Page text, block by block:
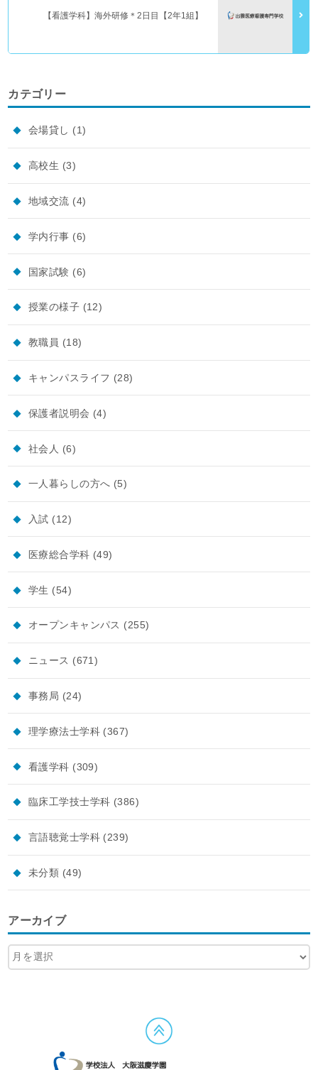
【看護学科】海外研修＊2日目【2年1組】
カテゴリー
会場貸し (1)
高校生 (3)
地域交流 (4)
学内行事 (6)
国家試験 (6)
授業の様子 (12)
教職員 (18)
キャンパスライフ (28)
保護者説明会 (4)
社会人 (6)
一人暮らしの方へ (5)
入試 (12)
医療総合学科 (49)
学生 (54)
オープンキャンパス (255)
ニュース (671)
事務局 (24)
理学療法士学科 (367)
看護学科 (309)
臨床工学技士学科 (386)
言語聴覚士学科 (239)
未分類 (49)
アーカイブ